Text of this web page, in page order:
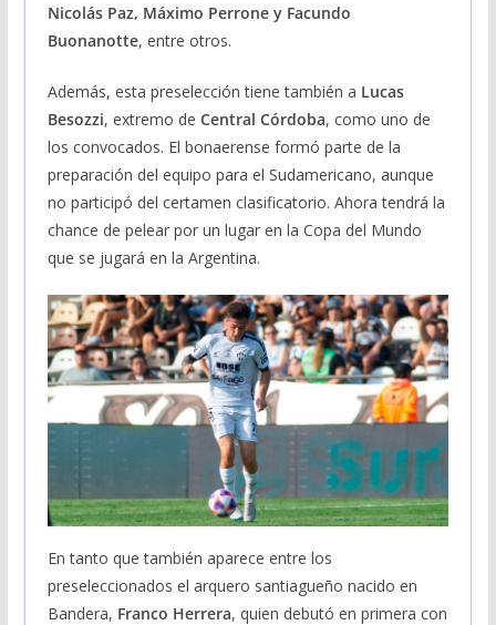
Nicolás Paz, Máximo Perrone y Facundo
Buonanotte, entre otros.
Además, esta preselección tiene también a Lucas
Besozzi, extremo de Central Córdoba, como uno de
los convocados. El bonaerense formó parte de la
preparación del equipo para el Sudamericano, aunque
no participó del certamen clasificatorio. Ahora tendrá la
chance de pelear por un lugar en la Copa del Mundo
que se jugará en la Argentina.
En tanto que también aparece entre los
preseleccionados el arquero santiagueño nacido en
Bandera, Franco Herrera, quien debutó en primera con